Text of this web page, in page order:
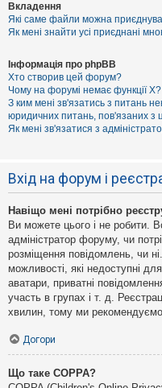
Вкладення
Які саме файли можна
Як мені знайти усі приєднані
Інформація про phpBB
Хто створив цей форум?
Чому на форумі немає функції X?
З ким мені зв'язатись з питань
юридичних питань, пов'язаних
Як мені зв'язатися з
Вхід на форум і
Навіщо мені потрібно
Ви можете цього і не робити.
адміністратор форуму, чи
розміщення повідомлень, чи
можливості, які недоступні
аватари, приватні
участь в групах і т. д.
хвилин, тому ми
Догори
Що таке COPPA?